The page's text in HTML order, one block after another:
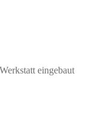
eingebaut